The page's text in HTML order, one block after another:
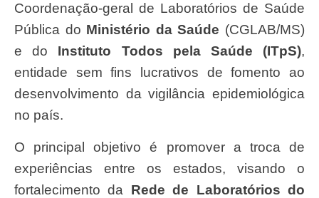
Coordenação-geral de Laboratórios de Saúde
Pública do Ministério da Saúde (CGLAB/MS)
e do Instituto Todos pela Saúde (ITpS),
entidade sem fins lucrativos de fomento ao
desenvolvimento da vigilância epidemiológica
no país.
O principal objetivo é promover a troca de
experiências entre os estados, visando o
fortalecimento da Rede de Laboratórios do